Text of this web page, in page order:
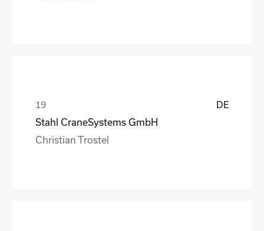
DE
Stahl CraneSystems GmbH
Christian Trostel